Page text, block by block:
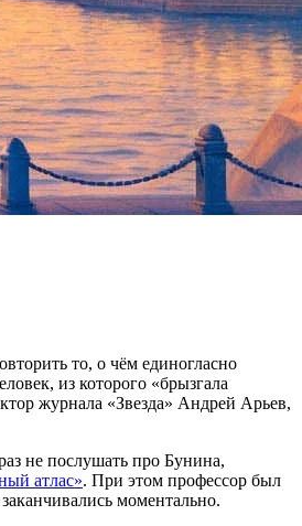
то, о чём единогласно
из которого «брызгала
журнала «Звезда» Андрей Арьев,
не послушать про Бунина,
атлас». При этом профессор был
моментально.